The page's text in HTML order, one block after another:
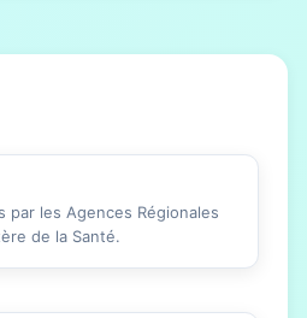
les Agences Régionales
de la Santé.